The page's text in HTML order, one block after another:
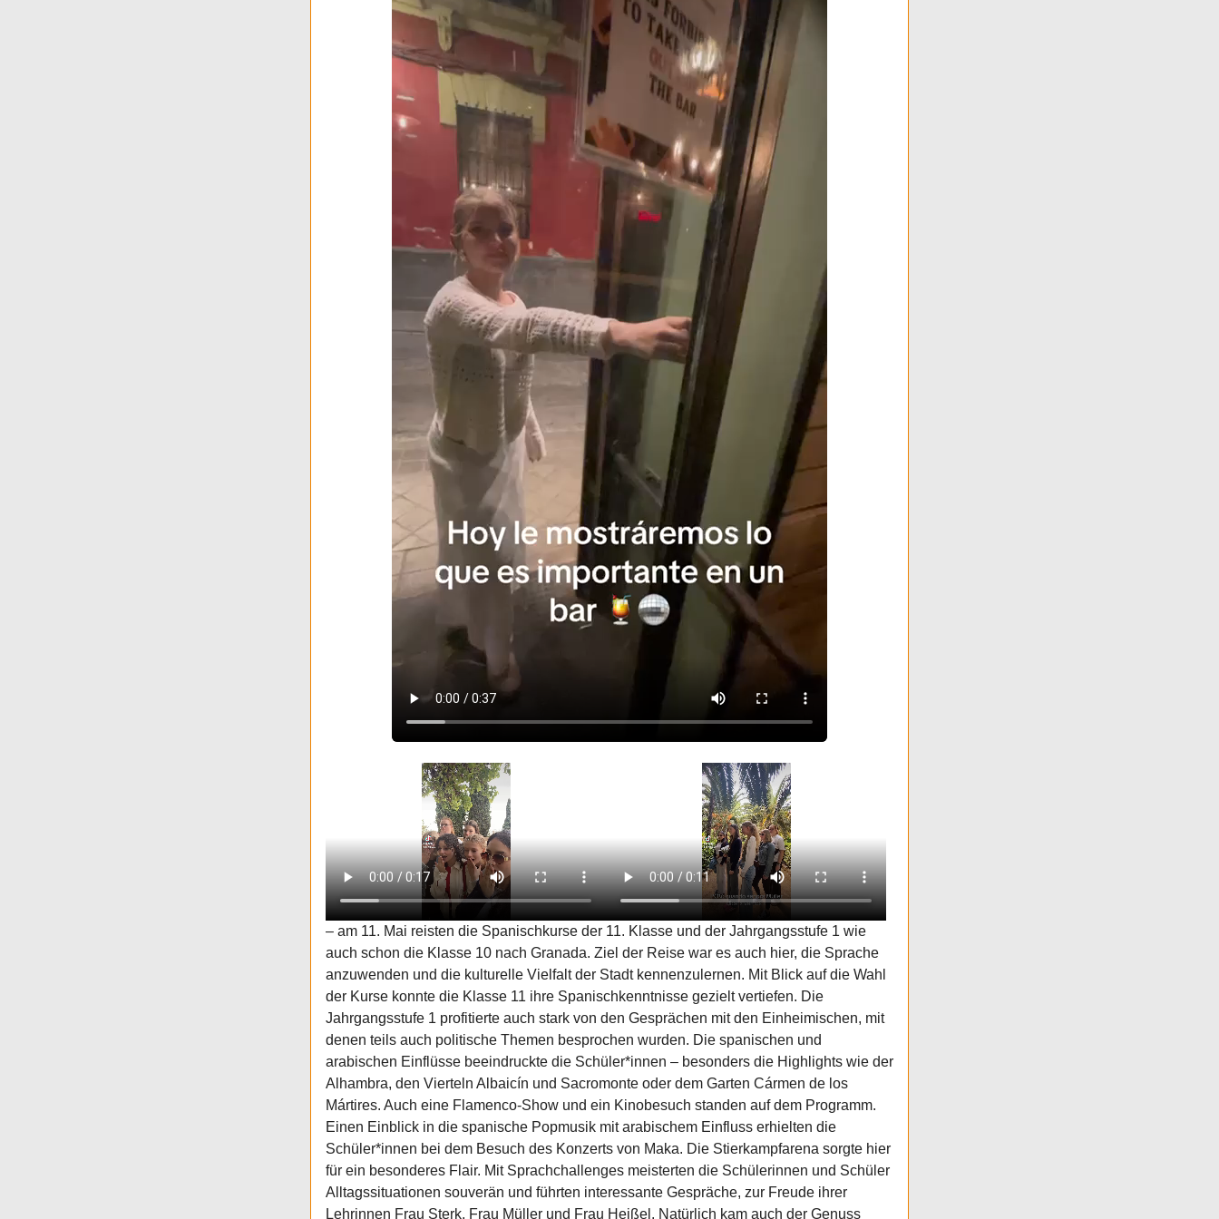
– am 11. Mai reisten die Spanischkurse der 11. Klasse und der Jahrgangsstufe 1 wie
auch schon die Klasse 10 nach Granada. Ziel der Reise war es auch hier, die Sprache
anzuwenden und die kulturelle Vielfalt der Stadt kennenzulernen. Mit Blick auf die Wahl
der Kurse konnte die Klasse 11 ihre Spanischkenntnisse gezielt vertiefen. Die
Jahrgangsstufe 1 profitierte auch stark von den Gesprächen mit den Einheimischen, mit
denen teils auch politische Themen besprochen wurden. Die spanischen und
arabischen Einflüsse beeindruckte die Schüler*innen – besonders die Highlights wie der
Alhambra, den Vierteln Albaicín und Sacromonte oder dem Garten Cármen de los
Mártires. Auch eine Flamenco-Show und ein Kinobesuch standen auf dem Programm.
Einen Einblick in die spanische Popmusik mit arabischem Einfluss erhielten die
Schüler*innen bei dem Besuch des Konzerts von Maka. Die Stierkampfarena sorgte hier
für ein besonderes Flair. Mit Sprachchallenges meisterten die Schülerinnen und Schüler
Alltagssituationen souverän und führten interessante Gespräche, zur Freude ihrer
Lehrinnen Frau Sterk, Frau Müller und Frau Heißel. Natürlich kam auch der Genuss